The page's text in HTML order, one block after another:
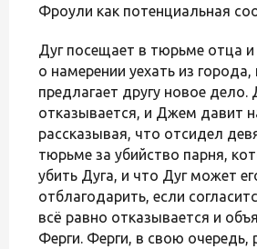
Фроули как потенциальная
Дуг посещает в тюрьме отца
о намерении уехать из
предлагает другу новое дело.
отказывается, и Джем давит
рассказывая, что отсидел
тюрьме за убийство парня,
убить Дуга, и что Дуг может
отблагодарить, если
всё равно отказывается и
Ферги. Ферги, в свою очередь,